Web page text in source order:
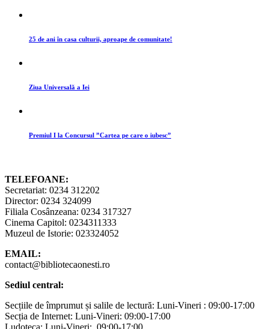
25 de ani în casa culturii, aproape de comunitate!
Ziua Universală a Iei
Premiul I la Concursul ”Cartea pe care o iubesc”
TELEFOANE:
Secretariat: 0234 312202
Director: 0234 324099
Filiala Cosânzeana: 0234 317327
Cinema Capitol: 0234311333
Muzeul de Istorie: 023324052
EMAIL:
contact@bibliotecaonesti.ro
Sediul central:
Secțiile de împrumut și salile de lectură: Luni-Vineri : 09:00-17:00
Secția de Internet: Luni-Vineri: 09:00-17:00